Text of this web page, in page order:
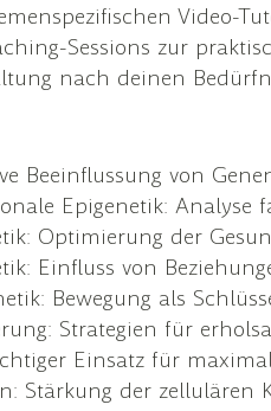
Video-
Sessions zur
nach deinen
Beeinflussung von
Epigenetik:
Optimierung der
Einfluss von
Bewegung als
Strategien für
Einsatz für
Stärkung der zellulären